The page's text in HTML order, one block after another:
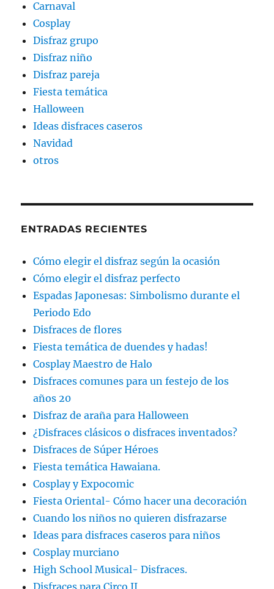
Carnaval
Cosplay
Disfraz grupo
Disfraz niño
Disfraz pareja
Fiesta temática
Halloween
Ideas disfraces caseros
Navidad
otros
ENTRADAS RECIENTES
Cómo elegir el disfraz según la ocasión
Cómo elegir el disfraz perfecto
Espadas Japonesas: Simbolismo durante el
Periodo Edo
Disfraces de flores
Fiesta temática de duendes y hadas!
Cosplay Maestro de Halo
Disfraces comunes para un festejo de los
años 20
Disfraz de araña para Halloween
¿Disfraces clásicos o disfraces inventados?
Disfraces de Súper Héroes
Fiesta temática Hawaiana.
Cosplay y Expocomic
Fiesta Oriental- Cómo hacer una decoración
Cuando los niños no quieren disfrazarse
Ideas para disfraces caseros para niños
Cosplay murciano
High School Musical- Disfraces.